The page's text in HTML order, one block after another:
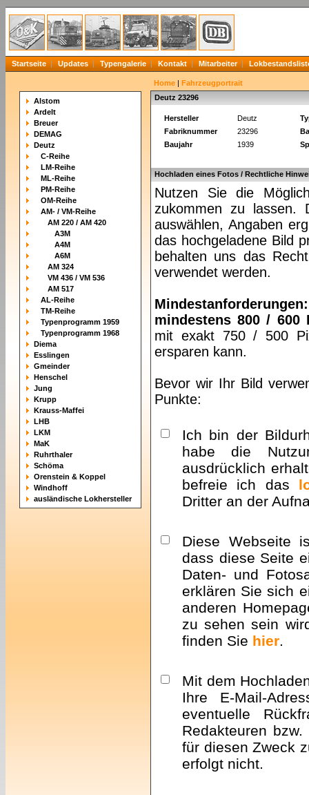
Startseite Updates Typengalerie Kontakt Mitarbeiter
Alstom
Ardelt
Breuer
DEMAG
Deutz
C-Reihe
LM-Reihe
ML-Reihe
PM-Reihe
OM-Reihe
AM- / VM-Reihe
AM 220 / AM 420
A3M
A4M
A6M
AM 324
VM 436 / VM 536
AM 517
AL-Reihe
TM-Reihe
Typenprogramm 1959
Typenprogramm 1968
Diema
Esslingen
Gmeinder
Henschel
Jung
Krupp
Krauss-Maffei
LHB
LKM
MaK
Ruhrthaler
Schöma
Orenstein & Koppel
Windhoff
ausländische Lokhersteller
Home | Fahrzeugportrait
Deutz 23296
Hersteller Deutz
Fabriknummer
23296
Baujahr
1939
Hochladen eines Fotos / Rechtliche
Nutzen Sie die
zukommen zu lassen.
auswählen, Angaben
das hochgeladene Bild
behalten uns das
verwendet werden.
Mindestanforderungen:
mindestens 800 / 600
mit exakt 750 / 500
ersparen kann.
Bevor wir Ihr Bild
Punkte:
Ich bin der
habe die
ausdrücklich
befreie ich das
Dritter an der
Diese Webseite
dass diese Seite
Daten- und
erklären Sie sich
anderen
zu sehen sein
finden Sie hier.
Mit dem
Ihre E-Mail-
eventuelle
Redakteuren
für diesen Zweck
erfolgt nicht.